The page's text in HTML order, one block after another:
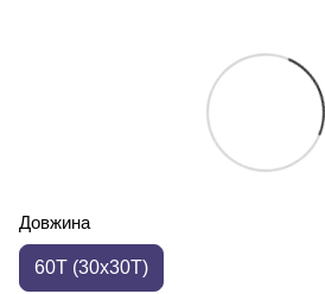
Довжина
60T (30x30T)